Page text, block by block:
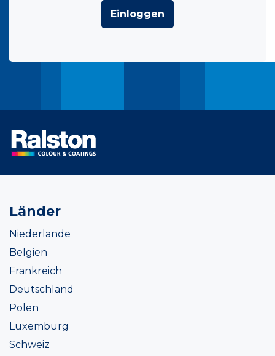
Einloggen
Länder
Niederlande
Belgien
Frankreich
Deutschland
Polen
Luxemburg
Schweiz